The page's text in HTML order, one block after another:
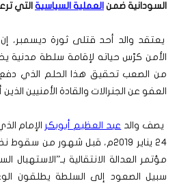
السودانية ضمن العملية السياسية التي
يعتقد والد أحد قتلى ثورة ديسمبر،
الأمن كرّس حياته لإقامة سلطة مدنية
من الصعب تحقيق هذا الحلم الذي دفع
العفو عن الجنرالات والقادة الأمنيين الذين
يصف والد عبد العظيم أبوبكر الإمام
24 يناير 2019م، قبل شهور من
مؤتمر العدالة الانتقالية بـ”الاستهبال
سبيل الصعود إلى السلطة يطلقون